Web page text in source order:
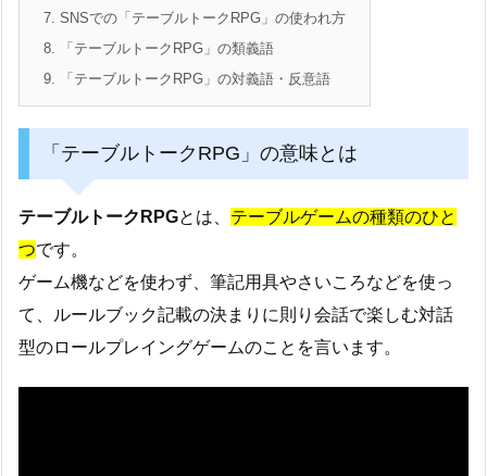
7. SNSでの「テーブルトークRPG」の使われ方
8. 「テーブルトークRPG」の類義語
9. 「テーブルトークRPG」の対義語・反意語
「テーブルトークRPG」の意味とは
テーブルトークRPGとは、 テーブルゲームの種類のひと
つです。
ゲーム機などを使わず、筆記用具やさいころなどを使っ
て、ルールブック記載の決まりに則り会話で楽しむ対話
型のロールプレイングゲームのことを言います。